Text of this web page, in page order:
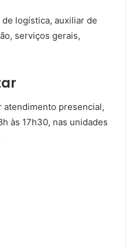
logística, auxiliar de
serviços gerais,
atendimento presencial,
às 17h30, nas unidades